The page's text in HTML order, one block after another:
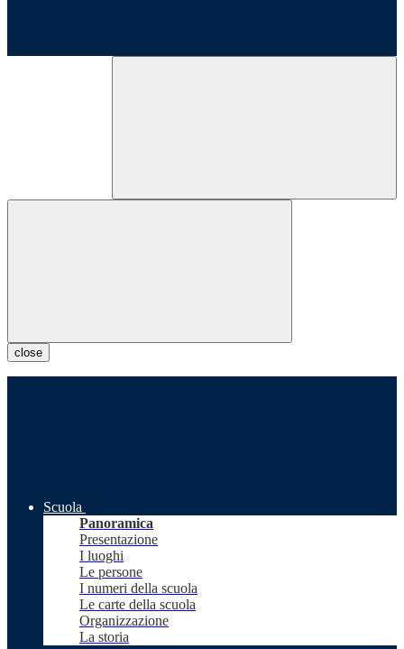
close
Scuola
Panoramica
Presentazione
I luoghi
Le persone
I numeri della scuola
Le carte della scuola
Organizzazione
La storia